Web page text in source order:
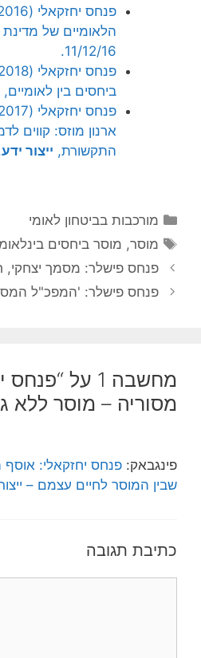
הלאומיים של
11/12/16.
ביחסים בין לאומיים,
ארנון מוזס: קווים
התקשורת, ייצור ידע
קטגוריות
מורכבות בביטחון לאומי
תגיות
מוסר, מוסר ביחסים
פנחס פישלר: מסמך יצחקי,
פנחס פישלר: 'המפכ"ל
מחשבה 1 על
מסוריה – מוסר ללא
פינגבאק: פנחס יחזקאלי:
שבין המוסר לחיים עצמם –
כתיבת תגובה